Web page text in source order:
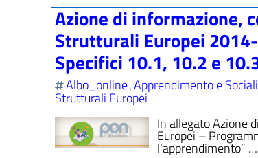
Azione di informazione,
Strutturali Europei
Specifici 10.1, 10.2 e
Albo_online,Apprendimento e
Strutturali Europei
In allegato Azione
Europei –
l’apprendimento” …